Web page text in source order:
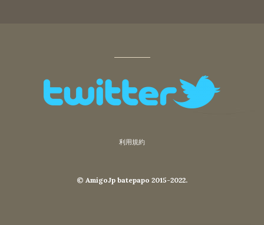
利用規約
© AmigoJp batepapo 2015-2022.